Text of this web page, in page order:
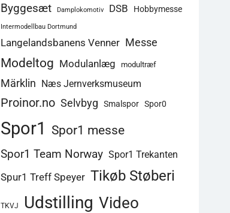
Byggesæt Damplokomotiv DSB Hobbymesse
Intermodellbau Dortmund
Langelandsbanens Venner Messe
Modeltog Modulanlæg modultræf
Märklin Næs Jernverksmuseum
Proinor.no Selvbyg Smalspor Spor0
Spor1 Spor1 messe
Spor1 Team Norway Spor1 Trekanten
Spur1 Treff Speyer Tikøb Støberi
TKVJ Udstilling Video